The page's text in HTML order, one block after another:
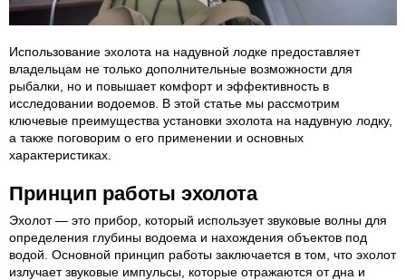
Использование эхолота на надувной лодке предоставляет
владельцам не только дополнительные возможности для
рыбалки, но и повышает комфорт и эффективность в
исследовании водоемов. В этой статье мы рассмотрим
ключевые преимущества установки эхолота на надувную лодку,
а также поговорим о его применении и основных
характеристиках.
Принцип работы эхолота
Эхолот — это прибор, который использует звуковые волны для
определения глубины водоема и нахождения объектов под
водой. Основной принцип работы заключается в том, что эхолот
излучает звуковые импульсы, которые отражаются от дна и